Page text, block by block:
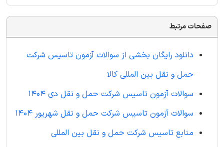
صفحات مرتبط
دانلود رایگان بخشی از سوالات آزمون تاسیس شرکت
حمل و نقل بین المللی کالا
سوالات آزمون تاسیس شرکت حمل و نقل دی 1404
سوالات آزمون تاسیس شرکت حمل و نقل شهریور 1404
منابع تاسیس شرکت حمل و نقل بین المللی